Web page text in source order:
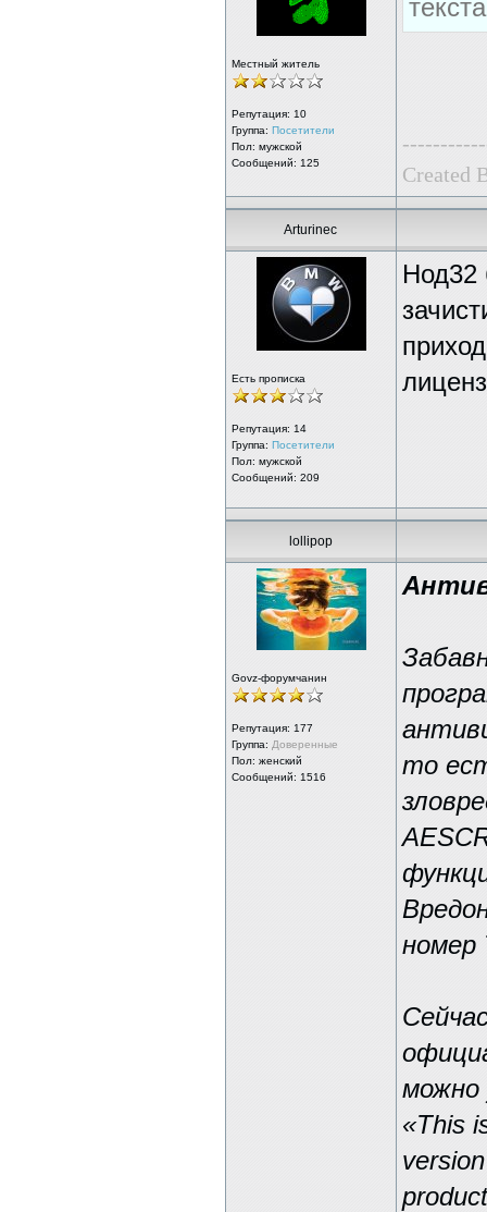
Местный житель
Репутация: 10
Группа: Посетители
Пол: мужской
Сообщений: 125
Created
Arturinec
Есть прописка
Репутация: 14
Группа: Посетители
Пол: мужской
Сообщений: 209
Нод32
lollipop
Govz-форумчанин
Репутация: 177
Группа: Доверенные
Пол: женский
Сообщений: 1516
то
номер
можно
«This